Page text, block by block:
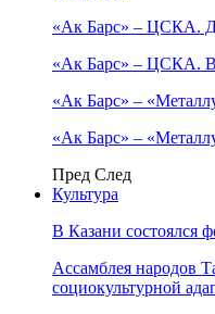
«Ак Барс» – ЦСКА.
«Ак Барс» – ЦСКА.
«Ак Барс» –
«Ак Барс» –
Пред След
Культура
В Казани состоялся
Ассамблея народов
социокультурной